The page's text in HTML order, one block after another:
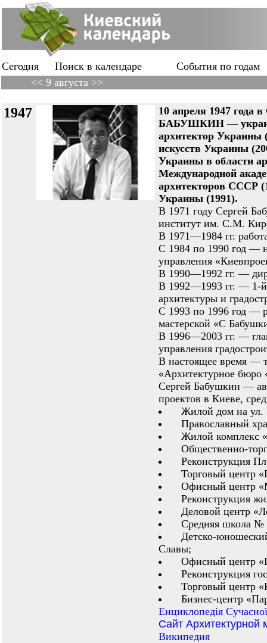
Сегодня Поиск в календаре
События по годам
<< 9 августа >>
1947
10 апреля 1947 года
БАБУШКИН —
архитектор Украины
искусств Украины
Украины в области
Международной
архитекторов СССР
Украины (1991).
В 1971 году Сергей
институт им. С.М.
В 1971—1984 гг.
С 1984 по 1990 год —
управления
В 1990—1992 гг. —
В 1992—1993 гг. — 1-й
архитектуры и
С 1993 по 1996 год —
мастерской «С
В 1996—2003 гг. —
управления
В настоящее время —
«Архитектурное
Сергей Бабушкин —
проектов в Киеве,
Жилой дом на ул.
Православный
Жилой комплекс
Общественно-
Реконструкция
Торговый центр
Офисный центр
Реконструкция
Деловой центр
Средняя школа №
Детско-
Славы;
Офисный центр
Реконструкция
Торговый центр
Бизнес-центр
Енциклопедiя
Сайт Архитектурной
Википедия